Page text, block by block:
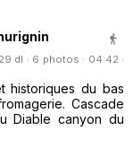
dl · 6 photos · 04:42 ·
historiques du bas
Cascade
Diable canyon du